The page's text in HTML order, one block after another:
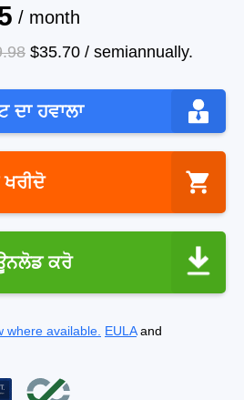
/ month
$35.70 / semiannually.
ਹਵਾਲਾ
ਕਰੋ
where available. EULAand